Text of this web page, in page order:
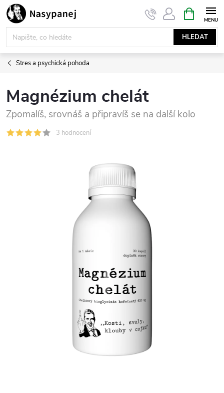
Přejít
na
obsah
HLEDAT
NÁKUPNÍ
KOŠÍK
Stres a psychická pohoda
Magnézium chelát
Zpomalíš, srovnáš a připravíš se na další kolo
3 hodnocení